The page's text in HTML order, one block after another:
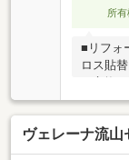
所有
■リフォ
ロス貼
ン交換
載）◇
化粧台
換 ◇新
室へ変
ヴェレーナ流山